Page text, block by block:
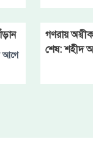
আগে
গণরায়
শেষ: শহীদ